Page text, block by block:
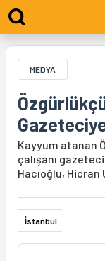
MEDYA
Kayyum atanan
çalışanı
Hacıoğlu, Hicran
İstanbul